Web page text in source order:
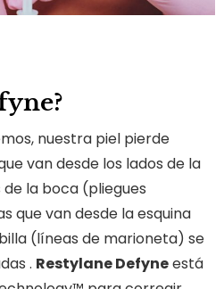
nuestra piel pierde
van desde los lados de la
de la boca (pliegues
que van desde la esquina
(líneas de marioneta) se
. Restylane Defyneestá